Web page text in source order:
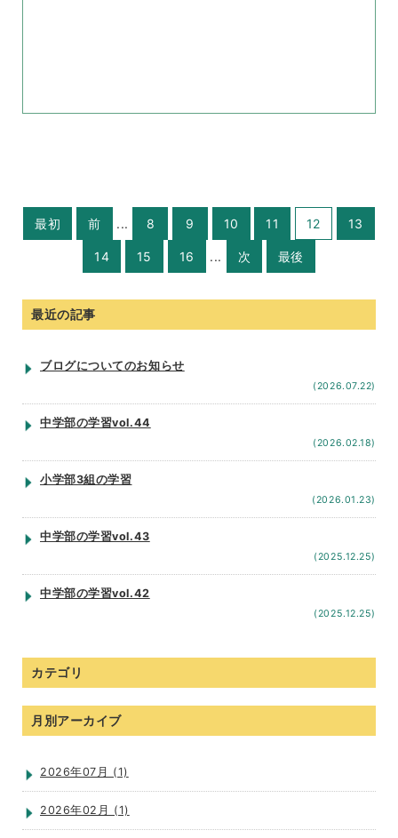
最初 前 ... 8 9 10 11 12 13
14 15 16 ... 次 最後
最近の記事
ブログについてのお知らせ
(2026.07.22)
中学部の学習vol.44
(2026.02.18)
小学部3組の学習
(2026.01.23)
中学部の学習vol.43
(2025.12.25)
中学部の学習vol.42
(2025.12.25)
カテゴリ
月別アーカイブ
2026年07月 (1)
2026年02月 (1)